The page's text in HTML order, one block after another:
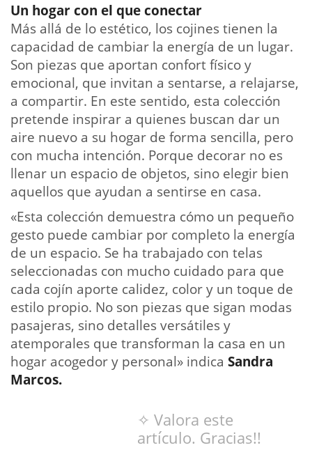
Un hogar con el que conectar
Más allá de lo estético, los cojines tienen la
capacidad de cambiar la energía de un lugar.
Son piezas que aportan confort físico y
emocional, que invitan a sentarse, a relajarse,
a compartir. En este sentido, esta colección
pretende inspirar a quienes buscan dar un
aire nuevo a su hogar de forma sencilla, pero
con mucha intención. Porque decorar no es
llenar un espacio de objetos, sino elegir bien
aquellos que ayudan a sentirse en casa.
«Esta colección demuestra cómo un pequeño
gesto puede cambiar por completo la energía
de un espacio. Se ha trabajado con telas
seleccionadas con mucho cuidado para que
cada cojín aporte calidez, color y un toque de
estilo propio. No son piezas que sigan modas
pasajeras, sino detalles versátiles y
atemporales que transforman la casa en un
hogar acogedor y personal» indica Sandra
Marcos.
✧ Valora este
artículo. Gracias!!